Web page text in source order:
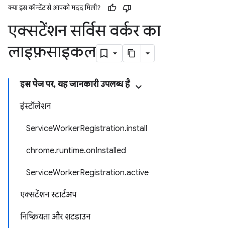
क्या इस कॉन्टेंट से आपको मदद मिली?
एक्सटेंशन सर्विस वर्कर का
लाइफ़साइकल
इस पेज पर, यह जानकारी उपलब्ध है
इंस्टॉलेशन
ServiceWorkerRegistration.install
chrome.runtime.onInstalled
ServiceWorkerRegistration.active
एक्सटेंशन स्टार्टअप
निष्क्रियता और शटडाउन